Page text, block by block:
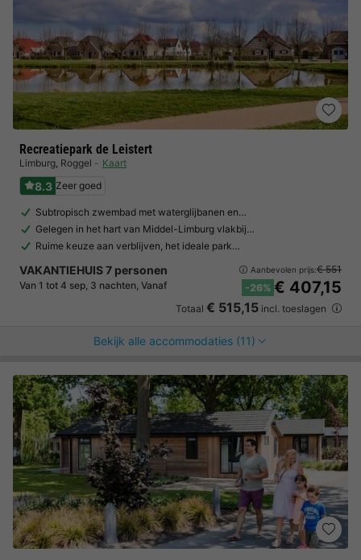
Recreatiepark de Leistert
Limburg, Roggel Kaart
8.3 Zeer goed
Subtropisch zwembad met waterglijbanen en…
Gelegen in het hart van Middel-Limburg vlakbij…
Ruime keuze aan verblijven, het ideale park…
VAKANTIEHUIS 7 personen
Van 1 tot 4 sep, 3 nachten, Vanaf
Aanbevolen prijs:€ 551
-26% € 407,15
Totaal € 515,15 incl. toeslagen
Bekijk alle accommodaties (11)